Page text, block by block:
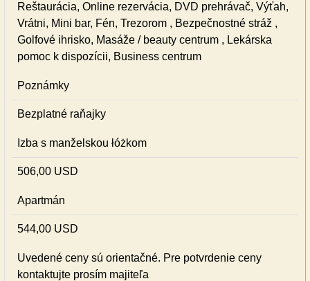
Reštaurácia, Online rezervácia, DVD prehrávač, Výťah,
Vrátni, Mini bar, Fén, Trezorom , Bezpečnostné stráž ,
Golfové ihrisko, Masáže / beauty centrum , Lekárska
pomoc k dispozícii, Business centrum
Poznámky
Bezplatné raňajky
Izba s manželskou łóżkom
506,00 USD
Apartmán
544,00 USD
Uvedené ceny sú orientačné. Pre potvrdenie ceny
kontaktujte prosím majiteľa